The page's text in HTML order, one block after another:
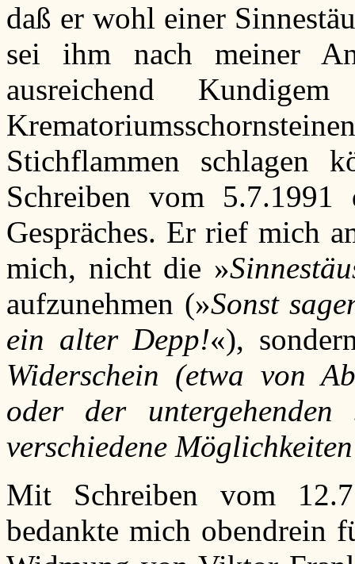
daß er wohl einer
sei ihm nach meiner
ausreichend
Stichflammen schlagen
Schreiben vom 5.7.1991
Gespräches. Er rief mich
mich, nicht die »
aufzunehmen (»Sonst
ein alter Depp!«),
Widerschein (etwa von
oder der
verschiedene
Mit Schreiben vom
bedankte mich obendrein